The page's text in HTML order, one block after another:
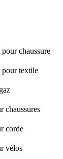
chaussure
pour textile
chaussures
corde
vélos